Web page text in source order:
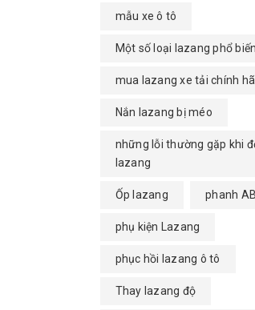
mẫu xe ô tô
Một số loại lazang phổ biến
mua lazang xe tải chính
Nắn lazang bị méo
những lỗi thường gặp khi
lazang
Ốp lazang phanh
phụ kiện Lazang
phục hồi lazang ô tô
Thay lazang độ